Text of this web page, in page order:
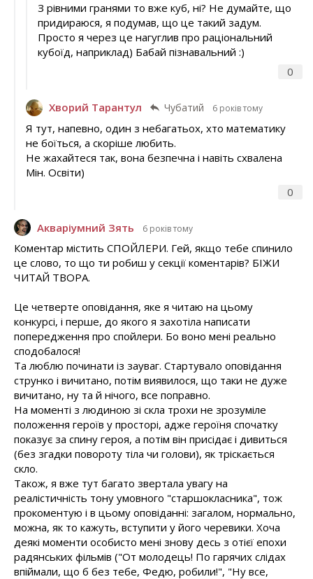
0
З рівними гранями то вже куб, ні? Не думайте, що
придираюся, я подумав, що це такий задум.
Просто я через це нагуглив про раціональний
кубоїд, наприклад) Бабай пізнавальний :)
Хворий Тарантул Чубатий 6 років тому
0
Я тут, напевно, один з небагатьох, хто математику
не боїться, а скоріше любить.
Не жахайтеся так, вона безпечна і навіть схвалена
Мін. Освіти)
Акваріумний Зять 6 років тому
Коментар містить СПОЙЛЕРИ. Гей, якщо тебе спинило
це слово, то що ти робиш у секції коментарів? БІЖИ
ЧИТАЙ ТВОРА.
Це четверте оповідання, яке я читаю на цьому
конкурсі, і перше, до якого я захотіла написати
попередження про спойлери. Бо воно мені реально
сподобалося!
Та люблю починати із зауваг. Стартувало оповідання
струнко і вичитано, потім виявилося, що таки не дуже
вичитано, ну та й нічого, все поправно.
На моменті з людиною зі скла трохи не зрозуміле
положення героїв у просторі, адже героїня спочатку
показує за спину героя, а потім він присідає і дивиться
(без згадки повороту тіла чи голови), як тріскається
скло.
Також, я вже тут багато звертала увагу на
реалістичність тону умовного "старшокласника", тож
прокоментую і в цьому оповіданні: загалом, нормально,
можна, як то кажуть, вступити у його черевики. Хоча
деякі моменти особисто мені знову десь з отієї епохи
радянських фільмів ("От молодець! По гарячих слідах
впіймали, що б без тебе, Федю, робили!", "Ну все,